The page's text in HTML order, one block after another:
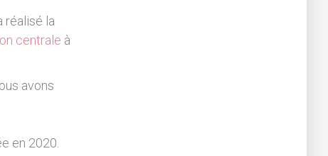
réalisé la
centrale à
avons
en 2020.